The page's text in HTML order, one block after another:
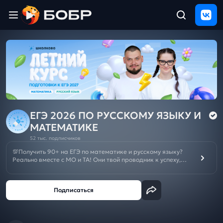
ЩЕЛЧОК
2026
Полезные
материалы
Проверка
сочинений
Тех
и
ЕГЭ 2026 ПО РУССКОМУ ЯЗЫКУ И
МАТЕМАТИКЕ
52 тыс. подписчиков
💯Получить 90+ на ЕГЭ по математике и русскому языку?
Реально вместе с МО и ТА! Они твой проводник к успеху,
Летний курс подготовки к ОГЭ/ЕГЭ 2027:
ЕГЭ🌼